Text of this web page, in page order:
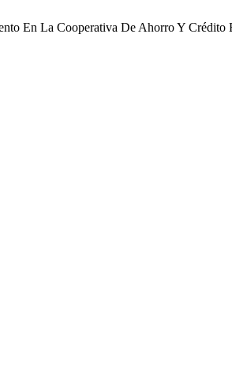
En La Cooperativa De Ahorro Y Crédito